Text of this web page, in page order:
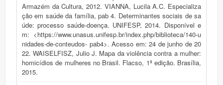
Armazém da Cultura, 2012. VIANNA, Lucila A.C. Especializa
ção em saúde da família, pab 4. Determinantes sociais de sa
úde: processo saúde-doença. UNIFESP, 2014. Disponível e
m: <https://www.unasus.unifesp.br/index.php/biblioteca/140-u
nidades-de-conteudos- pab4>. Acesso em: 24 de junho de 20
22. WAISELFISZ, Julio J. Mapa da violência contra a mulher:
homicídios de mulheres no Brasil. Flacso, 1ª edição. Brasília,
2015.